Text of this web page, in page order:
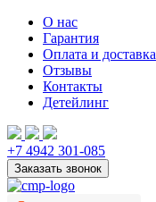
О нас
Гарантия
Оплата и доставка
Отзывы
Контакты
Детейлинг
+7 4942 301-085